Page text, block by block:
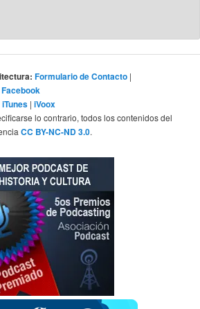
Formulario de Contacto |
Facebook
iTunes |iVoox
lo contrario, todos los contenidos del
CC BY-NC-ND 3.0.